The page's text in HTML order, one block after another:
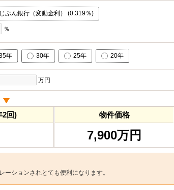
じぶん銀行（変動金利） (0.319％)
％
年 30年 25年 20年
万円
2回) 物件価格
7,900万円
ションされとても便利になります。